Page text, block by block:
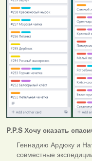
P.P.S Хочу сказать
Геннадию Ардюку и
совместные